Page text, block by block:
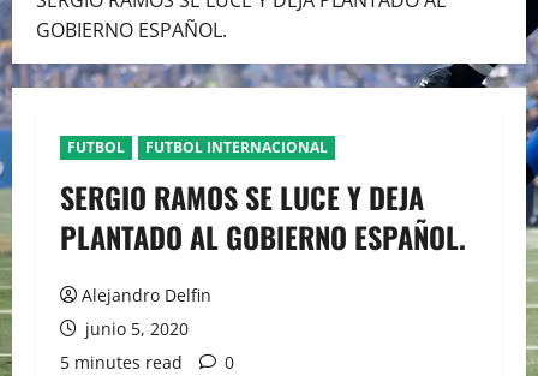
GOBIERNO ESPAÑOL.
FUTBOL FUTBOL INTERNACIONAL
SERGIO RAMOS SE LUCE Y DEJA
PLANTADO AL GOBIERNO ESPAÑOL.
Alejandro Delfin
junio 5, 2020
5 minutes read
0